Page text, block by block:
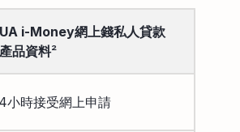
UA i-Money網上錢私人貸款
產品資料²
小時接受網上申請